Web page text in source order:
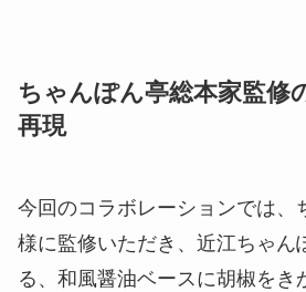
ちゃんぽん亭総本家監修
再現
今回のコラボレーションでは、
様に監修いただき、近江ちゃん
る、和風醤油ベースに胡椒をき